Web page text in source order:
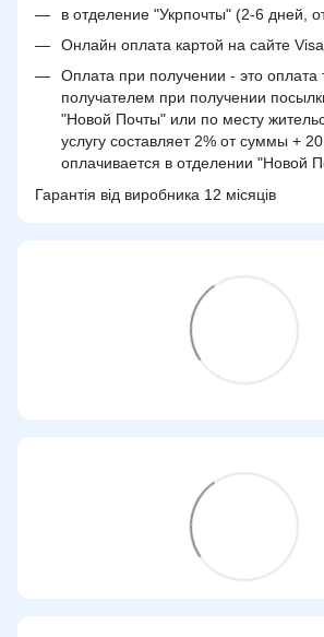
в отделение "Укрпочты" (2-6 дней,
Онлайн оплата картой на сайте
Оплата при получении - это оплата
получателем при получении
"Новой Почты" или по месту
услугу составляет 2% от суммы +
оплачивается в отделении "Новой
Гарантія від виробника 12 місяців